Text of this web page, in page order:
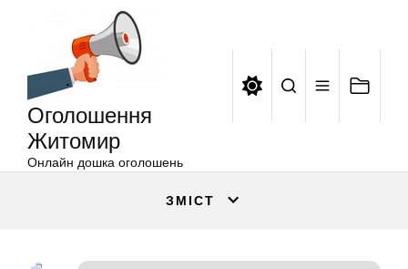
Оголошення
Житомир
Онлайн дошка оголошень
ЗМІСТ